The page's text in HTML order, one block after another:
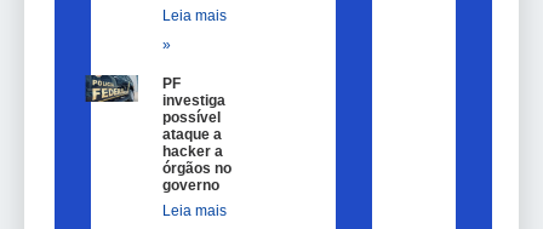
Leia mais
»
PF
investiga
possível
ataque a
hacker a
órgãos no
governo
Leia mais